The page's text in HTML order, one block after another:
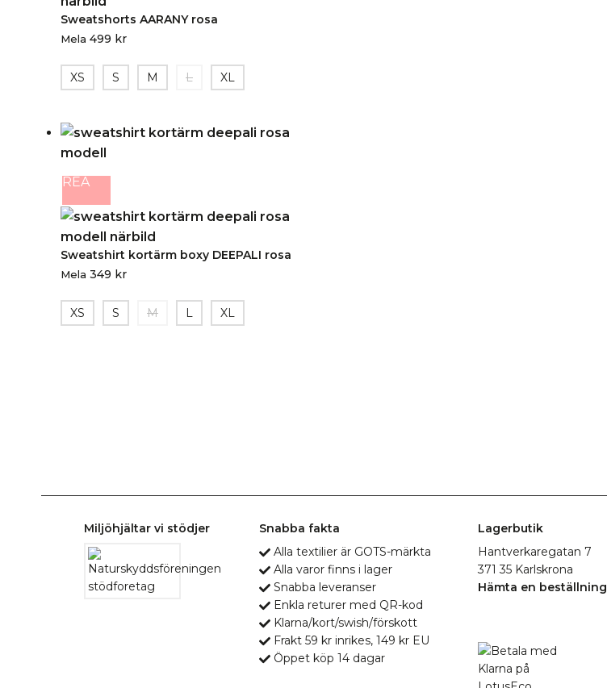
Sweatshorts AARANY rosa
Mela 499 kr
XS S M L XL
REA
Sweatshirt kortärm boxy DEEPALI rosa
Mela 349 kr
XS S M L XL
Miljöhjältar vi stödjer
Snabba fakta
Alla textilier är GOTS-märkta
Alla varor finns i lager
Snabba leveranser
Enkla returer med QR-kod
Klarna/kort/swish/förskott
Frakt 59 kr inrikes, 149 kr EU
Öppet köp 14 dagar
Lagerbutik
Hantverkaregatan 7
371 35 Karlskrona
Hämta en beställning